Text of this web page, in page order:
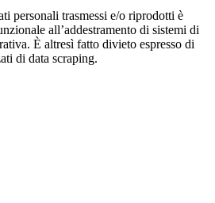
personali trasmessi e/o riprodotti è
all’addestramento di sistemi di
È altresì fatto divieto espresso di
di data scraping.